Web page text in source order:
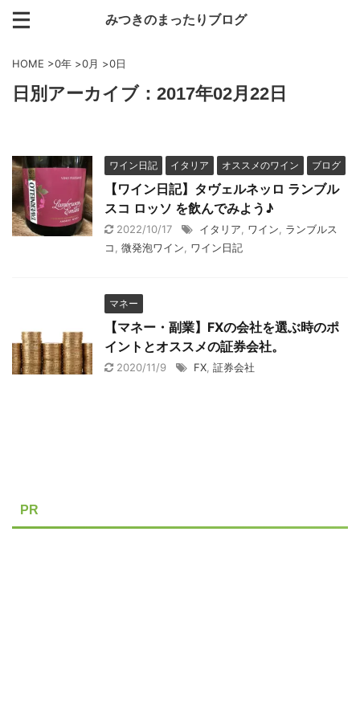
みつきのまったりブログ
HOME >0年 >0月 >0日
日別アーカイブ：2017年02月22日
ワイン日記 イタリア オススメのワイン ブログ
【ワイン日記】タヴェルネッロ ランブル
スコ ロッソ を飲んでみよう♪
2022/10/17 イタリア ワイン
ランブルス
コ
微発泡ワイン ワイン日記
マネー
【マネー・副業】FXの会社を選ぶ時のポ
イントとオススメの証券会社。
2020/11/9 FX 証券会社
PR